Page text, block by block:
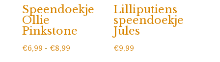
Speendoekje
Ollie
Pinkstone
€6,99 - €8,99Prijsklasse:
Lilliputiens
speendoekje
Jules
€9,99